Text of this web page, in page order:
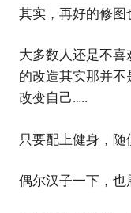
其实，再好的修图
大多数人还是不喜
的改造其实那并
改变自己…..
只要配上健身，
偶尔汉子一下，也